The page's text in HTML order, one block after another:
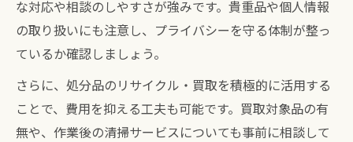
な対応や相談のしやすさが強みです。貴重品や個人情報
の取り扱いにも注意し、プライバシーを守る体制が整っ
ているか確認しましょう。
さらに、処分品のリサイクル・買取を積極的に活用する
ことで、費用を抑える工夫も可能です。買取対象品の有
無や、作業後の清掃サービスについても事前に相談して